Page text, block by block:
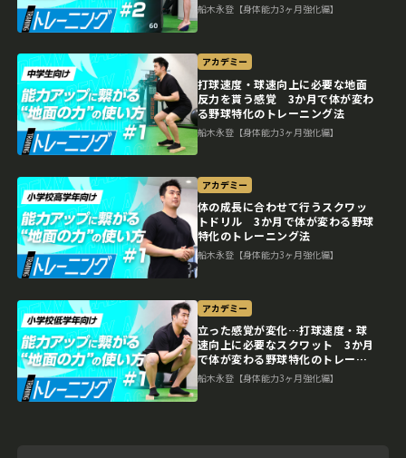
船木永登【身体能力3ヶ月強化編】
アカデミー
打球速度・球速向上に必要な地面
反力を貰う感覚 3か月で体が変わ
る野球特化のトレーニング法
船木永登【身体能力3ヶ月強化編】
アカデミー
体の成長に合わせて行うスクワッ
トドリル 3か月で体が変わる野球
特化のトレーニング法
船木永登【身体能力3ヶ月強化編】
アカデミー
立った感覚が変化…打球速度・球
速向上に必要なスクワット 3か月
で体が変わる野球特化のトレーニ
ング法
船木永登【身体能力3ヶ月強化編】